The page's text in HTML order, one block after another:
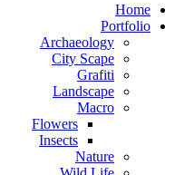
Home
Portfolio
Archaeology
City Scape
Grafiti
Landscape
Macro
Flowers
Insects
Nature